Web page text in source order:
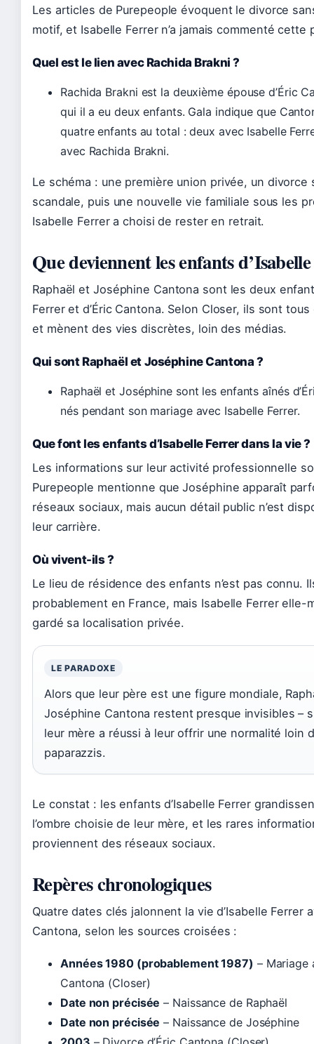
Les articles de Purepeople évoquent le divorce
motif, et Isabelle Ferrer n’a jamais commenté cette
Quel est le lien avec Rachida Brakni ?
Rachida Brakni est la deuxième épouse d’Éric
qui il a eu deux enfants. Gala indique que
quatre enfants au total : deux avec Isabelle
avec Rachida Brakni.
Le schéma : une première union privée, un divorce
scandale, puis une nouvelle vie familiale sous les
Isabelle Ferrer a choisi de rester en retrait.
Que deviennent les enfants
Raphaël et Joséphine Cantona sont les deux
Ferrer et d’Éric Cantona. Selon Closer, ils sont
et mènent des vies discrètes, loin des médias.
Qui sont Raphaël et Joséphine Cantona ?
Raphaël et Joséphine sont les enfants aînés
nés pendant son mariage avec Isabelle Ferrer.
Que font les enfants d’Isabelle Ferrer dans la vie ?
Les informations sur leur activité professionnelle
Purepeople mentionne que Joséphine apparaît
réseaux sociaux, mais aucun détail public n’est
leur carrière.
Où vivent-ils ?
Le lieu de résidence des enfants n’est pas connu.
probablement en France, mais Isabelle Ferrer elle-
gardé sa localisation privée.
LE PARADOXE
Alors que leur père est une figure mondiale,
Joséphine Cantona restent presque invisibles –
leur mère a réussi à leur offrir une normalité loin
paparazzis.
Le constat : les enfants d’Isabelle Ferrer
l’ombre choisie de leur mère, et les rares
proviennent des réseaux sociaux.
Repères chronologiques
Quatre dates clés jalonnent la vie d’Isabelle Ferrer
Cantona, selon les sources croisées :
Années 1980 (probablement 1987) – Mariage
Cantona (Closer)
Date non précisée – Naissance de Raphaël
Date non précisée – Naissance de Joséphine